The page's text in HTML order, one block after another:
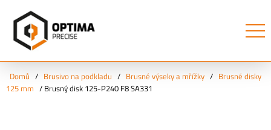
Domů / Brusivo na podkladu / Brusné výseky a mřížky / Brusné disky
125 mm / Brusný disk 125-P240 F8 SA331